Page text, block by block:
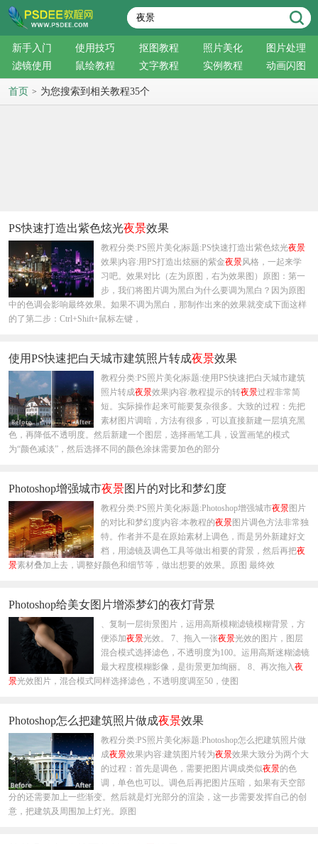
新手入门 使用技巧 抠图教程 照片美化
图片处理
滤镜使用
鼠绘教程 文字教程 实例教程 动画闪图
首页 > 为您搜索到相关教程35个
PS快速打造出紫色炫光夜景效果
教程分类:PS照片美化|标题:PS快速打造出紫色炫光夜景
效果|内容:用PS打造出炫丽的紫金夜景风格，一起来学
习吧。效果对比（左为原图，右为效果图）原图：第一
步，我们将图片调为黑白为什么要调为黑白？因为原图
中的色调会影响最终效果。如果不调为黑白，那制作出来的效果就变成下面这样
的了第二步：Ctrl+Shift+鼠标左键，
使用PS快速把白天城市建筑照片转成夜景效果
教程分类:PS照片美化|标题:使用PS快速把白天城市建筑
照片转成夜景效果|内容:教程提示的转夜景过程非常简
短。实际操作起来可能要复杂很多。大致的过程：先把
素材图片调暗，方法有很多，可以直接新建一层填充黑
色，再降低不透明度。然后新建一个图层，选择画笔工具，设置画笔的模式
为“颜色减淡”，然后选择不同的颜色涂抹需要加色的部分
Photoshop增强城市夜景图片的对比和梦幻度
教程分类:PS照片美化|标题:Photoshop增强城市夜景图片
的对比和梦幻度|内容:本教程的夜景图片调色方法非常独
特。作者并不是在原始素材上调色，而是另外新建好文
档，用滤镜及调色工具等做出相要的背景，然后再把夜
景素材叠加上去，调整好颜色和细节等，做出想要的效果。原图 最终效
Photoshop给美女图片增添梦幻的夜灯背景
、复制一层街景图片，运用高斯模糊滤镜模糊背景，方
便添加夜景光效。 7、拖入一张夜景光效的图片，图层
混合模式选择滤色，不透明度为100。运用高斯迷糊滤镜
最大程度模糊影像，是街景更加绚丽。 8、再次拖入夜
景光效图片，混合模式同样选择滤色，不透明度调至50，使图
Photoshop怎么把建筑照片做成夜景效果
教程分类:PS照片美化|标题:Photoshop怎么把建筑照片做
成夜景效果|内容:建筑图片转为夜景效果大致分为两个大
的过程：首先是调色，需要把图片调成类似夜景的色
调，单色也可以。调色后再把图片压暗，如果有天空部
分的还需要加上一些渐变。然后就是灯光部分的渲染，这一步需要发挥自己的创
意，把建筑及周围加上灯光。原图